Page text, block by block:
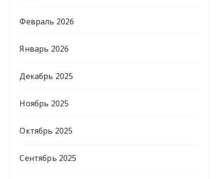
Февраль 2026
Январь 2026
Декабрь 2025
Ноябрь 2025
Октябрь 2025
Сентябрь 2025